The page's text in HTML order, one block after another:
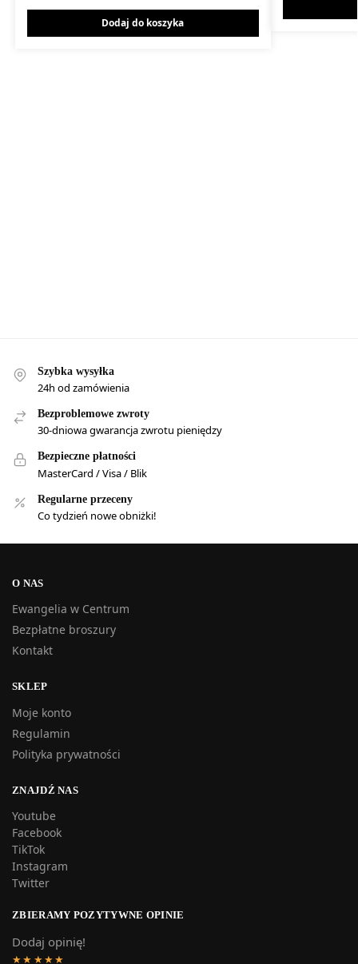
Dodaj do koszyka
Szybka wysyłka
24h od zamówienia
Bezproblemowe zwroty
30-dniowa gwarancja zwrotu pieniędzy
Bezpieczne płatności
MasterCard / Visa / Blik
Regularne przeceny
Co tydzień nowe obniżki!
O NAS
Ewangelia w Centrum
Bezpłatne broszury
Kontakt
SKLEP
Moje konto
Regulamin
Polityka prywatności
ZNAJDŹ NAS
Youtube
Facebook
TikTok
Instagram
Twitter
ZBIERAMY POZYTYWNE OPINIE
Dodaj opinię!
★★★★★